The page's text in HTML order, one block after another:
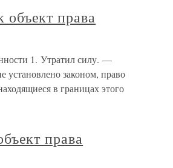
права
1. Утратил силу. —
законом, право
в границах этого
права